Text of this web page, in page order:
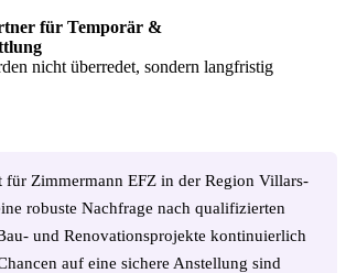
für Temporär &
nicht überredet, sondern langfristig
für Zimmermann EFZ in der Region Villars-
robuste Nachfrage nach qualifizierten
und Renovationsprojekte kontinuierlich
auf eine sichere Anstellung sind